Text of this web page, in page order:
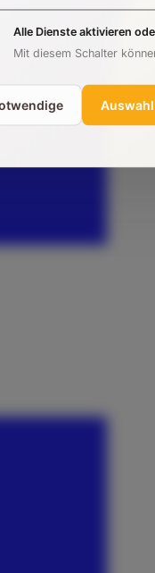
Alle Dienste aktivieren
Mit diesem Schalter